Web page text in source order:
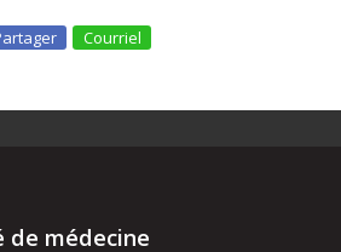
Courriel
de médecine